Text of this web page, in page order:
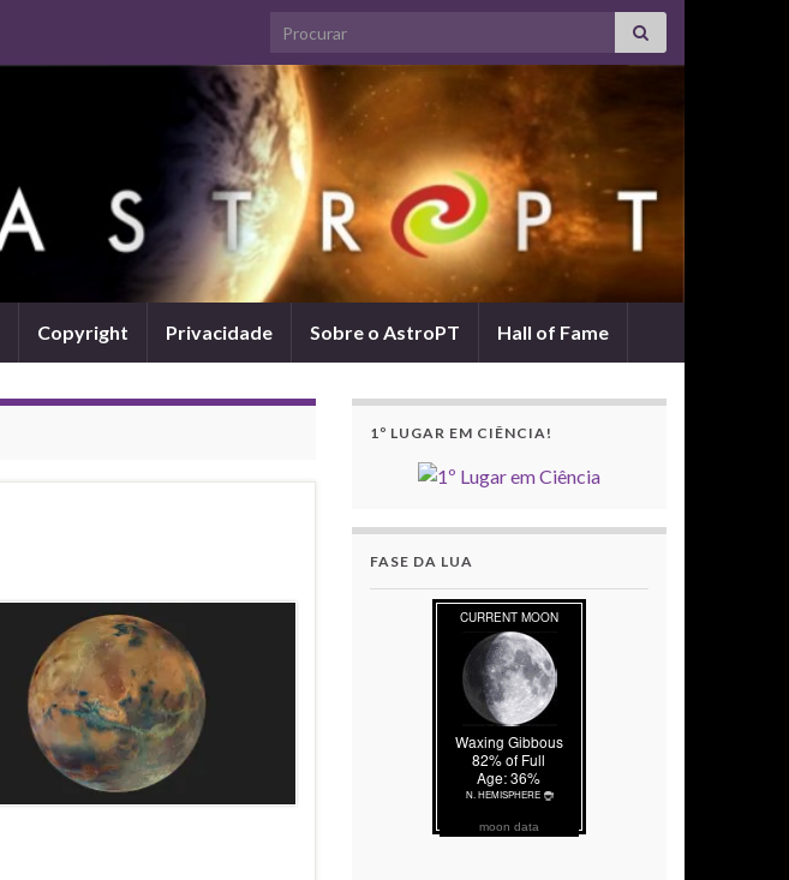
Search for:
Copyright Privacidade Sobre o AstroPT Hall of Fame
1º LUGAR EM CIÊNCIA!
FASE DA LUA
moon data